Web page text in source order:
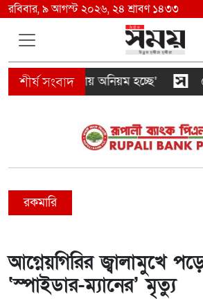
রবিবার, ৯ আগস্ট ২০২৬, ২৪ শ্রাবণ ১৪৩৩
যৌথ প্রযোজনায় অনিয়ম হচ্ছে’
রকমারি
আগ্নেয়গিরির জ্বালামুখে
‘স্পাইডার-ম্যানের’ মৃত্যু